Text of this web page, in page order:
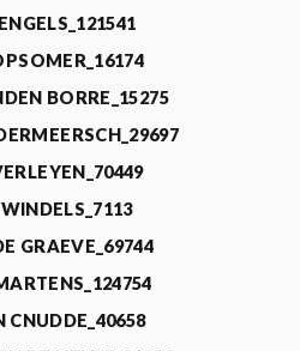
BORRE_15275
GRAEVE_69744
CNUDDE_40658